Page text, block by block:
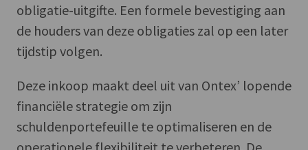
obligatie-uitgifte. Een formele bevestiging aan
de houders van deze obligaties zal op een later
tijdstip volgen.
Deze inkoop maakt deel uit van Ontex’ lopende
financiële strategie om zijn
schuldenportefeuille te optimaliseren en de